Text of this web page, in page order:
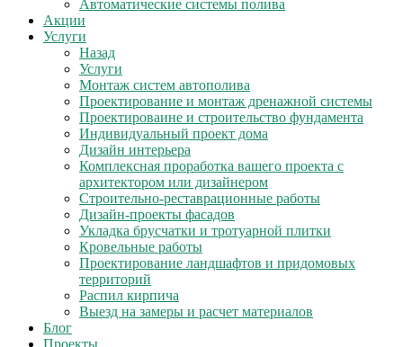
Автоматические системы полива
Акции
Услуги
Назад
Услуги
Монтаж систем автополива
Проектирование и монтаж дренажной системы
Проектироваине и строительство фундамента
Индивидуальный проект дома
Дизайн интерьера
Комплексная проработка вашего проекта с
архитектором или дизайнером
Строительно-реставрационные работы
Дизайн-проекты фасадов
Укладка брусчатки и тротуарной плитки
Кровельные работы
Проектирование ландшафтов и придомовых
территорий
Распил кирпича
Выезд на замеры и расчет материалов
Блог
Проекты